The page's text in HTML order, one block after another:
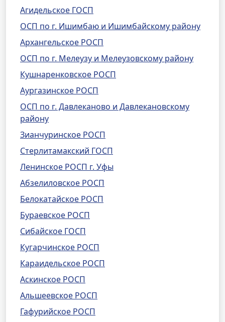
Агидельское ГОСП
ОСП по г. Ишимбаю и Ишимбайскому району
Архангельское РОСП
ОСП по г. Мелеузу и Мелеузовскому району
Кушнаренковское РОСП
Аургазинское РОСП
ОСП по г. Давлеканово и Давлекановскому
району
Зианчуринское РОСП
Стерлитамакский ГОСП
Ленинское РОСП г. Уфы
Абзелиловское РОСП
Белокатайское РОСП
Бураевское РОСП
Сибайское ГОСП
Кугарчинское РОСП
Караидельское РОСП
Аскинское РОСП
Альшеевское РОСП
Гафурийское РОСП